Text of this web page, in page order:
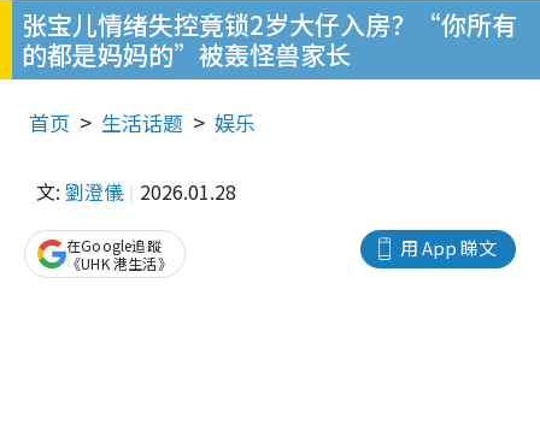
张宝儿情绪失控竟锁2岁大仔入房？“你所有
的都是妈妈的”被轰怪兽家长
首页 生活话题 娱乐
文: 劉澄儀 2026.01.28
用 App 睇文
在Google追蹤
《UHK 港生活》